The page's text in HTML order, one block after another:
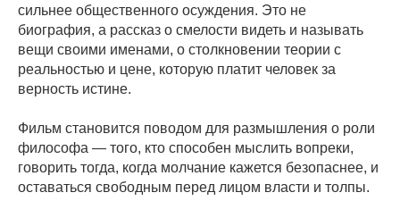
сильнее общественного осуждения. Это не
биография, а рассказ о смелости видеть и называть
вещи своими именами, о столкновении теории с
реальностью и цене, которую платит человек за
верность истине.
Фильм становится поводом для размышления о роли
философа — того, кто способен мыслить вопреки,
говорить тогда, когда молчание кажется безопаснее, и
оставаться свободным перед лицом власти и толпы.